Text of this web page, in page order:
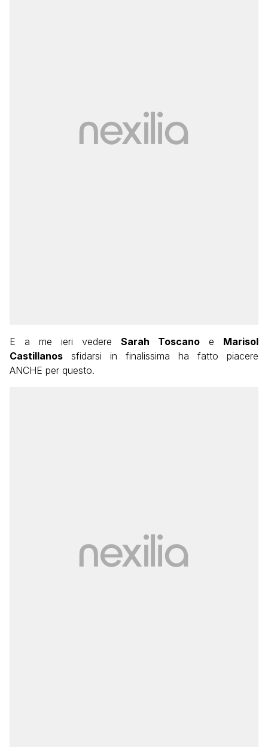
E a me ieri vedere Sarah Toscano e Marisol
Castillanos sfidarsi in finalissima ha fatto piacere
ANCHE per questo.